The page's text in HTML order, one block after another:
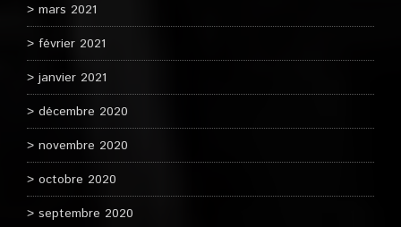
mars 2021
février 2021
janvier 2021
décembre 2020
novembre 2020
octobre 2020
septembre 2020